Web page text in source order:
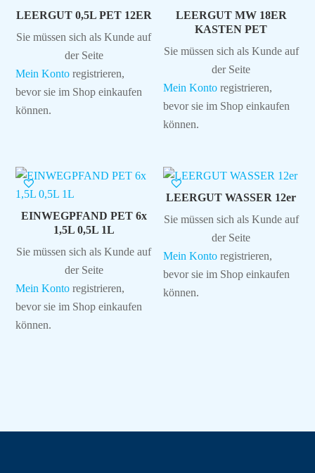
LEERGUT 0,5L PET 12ER
Sie müssen sich als Kunde auf
der Seite
Mein Konto registrieren,
bevor sie im Shop einkaufen
können.
LEERGUT MW 18ER
KASTEN PET
Sie müssen sich als Kunde auf
der Seite
Mein Konto registrieren,
bevor sie im Shop einkaufen
können.
EINWEGPFAND PET 6x
1,5L 0,5L 1L
Sie müssen sich als Kunde auf
der Seite
Mein Konto registrieren,
bevor sie im Shop einkaufen
können.
LEERGUT WASSER 12er
Sie müssen sich als Kunde auf
der Seite
Mein Konto registrieren,
bevor sie im Shop einkaufen
können.